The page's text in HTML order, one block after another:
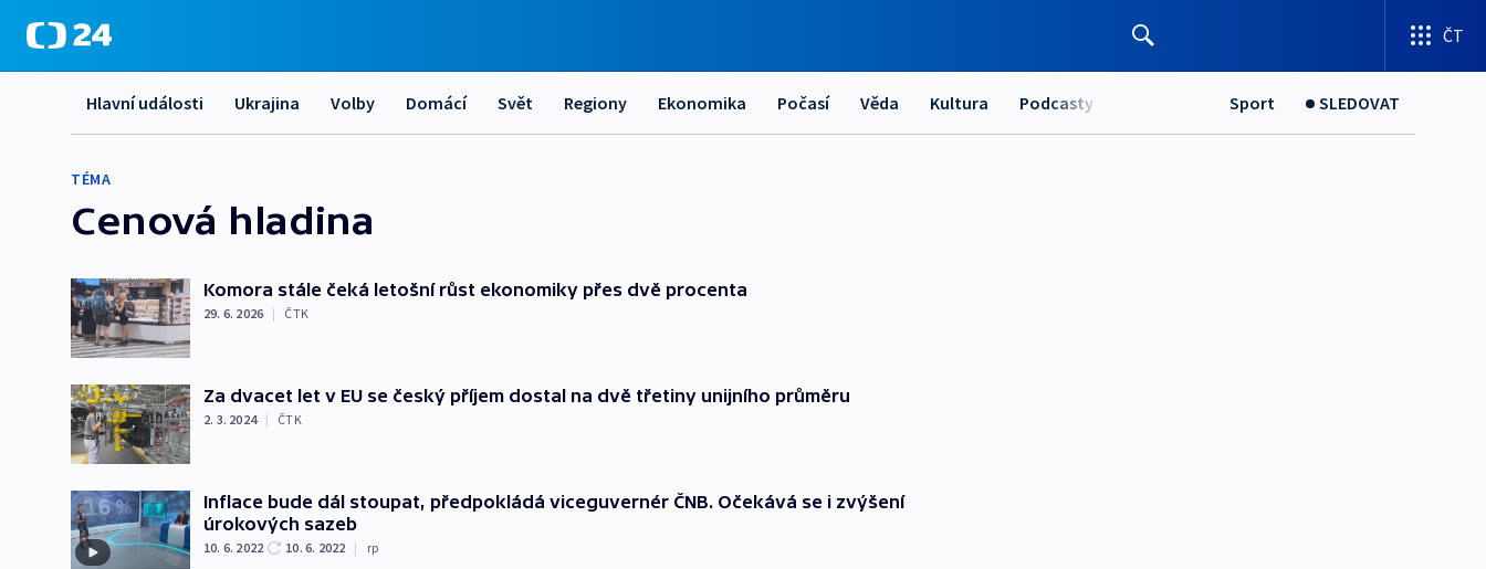
ČT
Hlavní události Ukrajina Volby Domácí Svět Regiony Ekonomika Počasí Věda Kultura Podcasty Sport SLEDOVAT
TÉMA
Cenová hladina
Komora stále čeká letošní růst ekonomiky přes dvě procenta
29. 6. 2026 | ČTK
Za dvacet let v EU se český příjem dostal na dvě třetiny unijního průměru
2. 3. 2024 | ČTK
Inflace bude dál stoupat, předpokládá viceguvernér ČNB. Očekává se i zvýšení
úrokových sazeb
10. 6. 2022 10. 6. 2022 | rp